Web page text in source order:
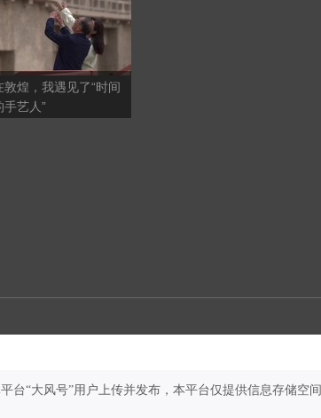
敦煌，我遇见了“时间
手艺人”
台“大风号”用户上传并发布，本平台仅提供信息存储空